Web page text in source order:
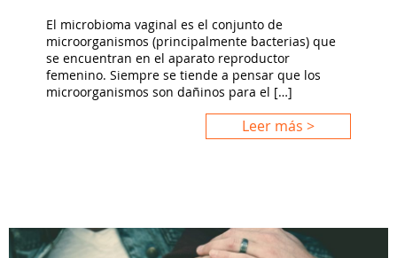
El microbioma vaginal es el conjunto de
microorganismos (principalmente bacterias) que
se encuentran en el aparato reproductor
femenino. Siempre se tiende a pensar que los
microorganismos son dañinos para el […]
Leer más >